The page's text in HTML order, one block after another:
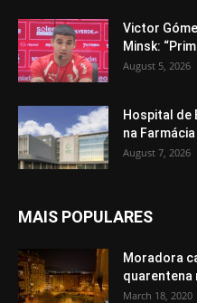
Victor
Minsk:
August 5, 2026
Hospital de
na
August 7, 2026
MAIS POPULARES
Moradora
quarentena
March 18, 2020